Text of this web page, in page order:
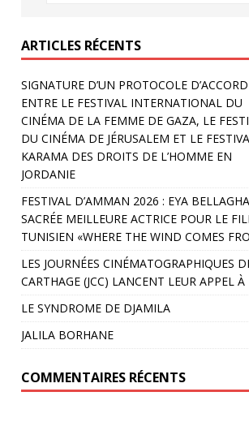
ARTICLES RÉCENTS
SIGNATURE D’UN PROTOCOLE D’ACCORD
ENTRE LE FESTIVAL INTERNATIONAL DU
CINÉMA DE LA FEMME DE GAZA, LE
DU CINÉMA DE JÉRUSALEM ET LE
KARAMA DES DROITS DE L’HOMME EN
JORDANIE
FESTIVAL D’AMMAN 2026 : EYA BELLAGHA
SACRÉE MEILLEURE ACTRICE POUR LE
TUNISIEN «WHERE THE WIND COMES
LES JOURNÉES CINÉMATOGRAPHIQUES
CARTHAGE (JCC) LANCENT LEUR APPEL À
LE SYNDROME DE DJAMILA
JALILA BORHANE
COMMENTAIRES RÉCENTS